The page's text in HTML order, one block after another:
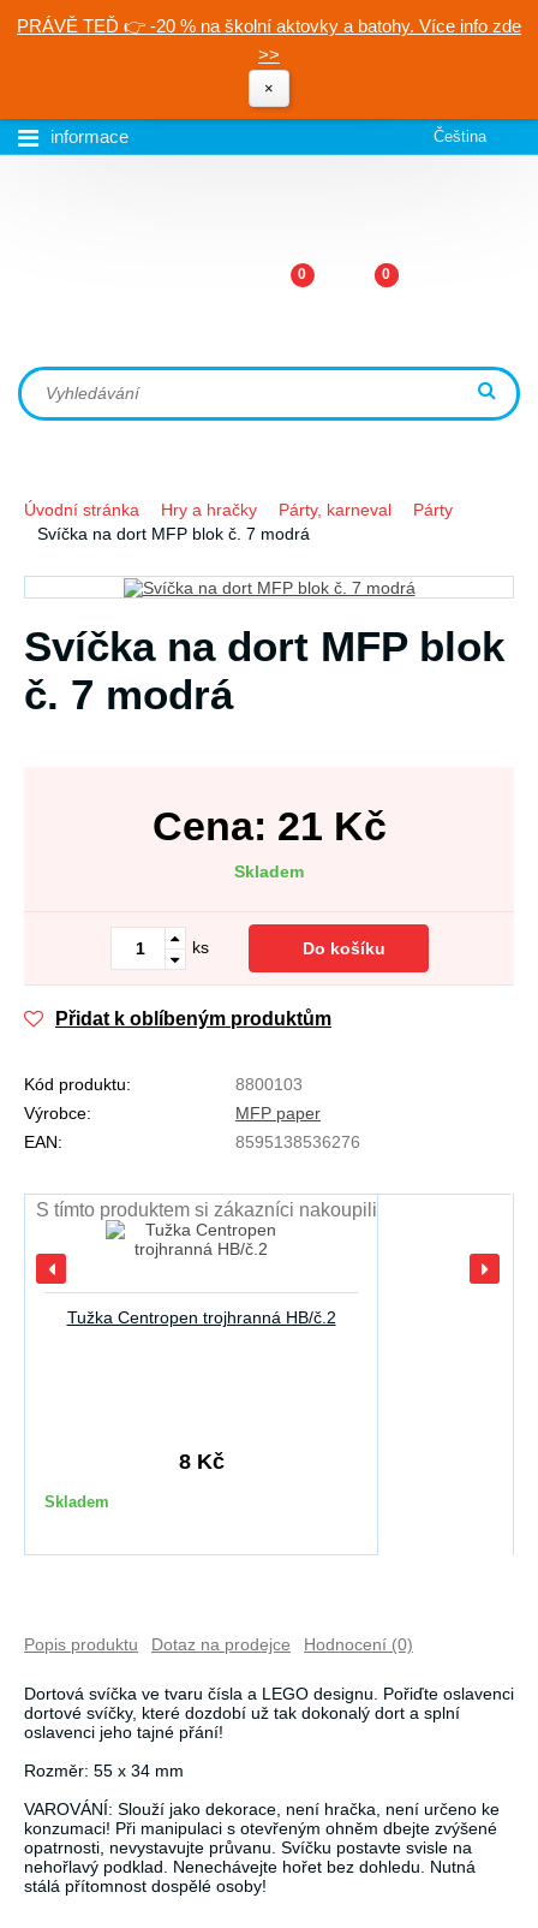
PRÁVĚ TEĎ 👉 -20 % na školní aktovky a batohy. Více info zde
>>
×
informace Čeština
0 0
Úvodní stránka Hry a hračky Párty, karneval
Párty
Svíčka na dort MFP blok č. 7 modrá
Svíčka na dort MFP blok
č. 7 modrá
Cena: 21 Kč
Skladem
ks Do košíku
Přidat k oblíbeným produktům
Kód produktu:
8800103
Výrobce:
MFP paper
EAN:
8595138536276
S tímto produktem si zákazníci nakoupili
Tužka Centropen trojhranná HB/č.2
8 Kč
Skladem
Popis produktu Dotaz na prodejce Hodnocení (0)
Dortová svíčka ve tvaru čísla a LEGO designu. Pořiďte oslavenci
dortové svíčky, které dozdobí už tak dokonalý dort a splní
oslavenci jeho tajné přání!
Rozměr: 55 x 34 mm
VAROVÁNÍ: Slouží jako dekorace, není hračka, není určeno ke
konzumaci! Při manipulaci s otevřeným ohněm dbejte zvýšené
opatrnosti, nevystavujte průvanu. Svíčku postavte svisle na
nehořlavý podklad. Nenechávejte hořet bez dohledu. Nutná
stálá přítomnost dospělé osoby!